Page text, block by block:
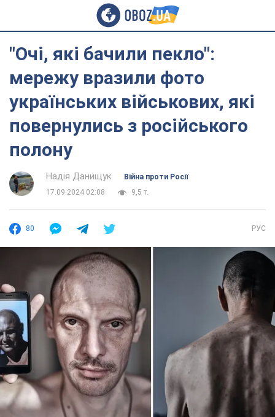
"Очі, які бачили пекло":
мережу вразили фото
українських військових, які
повернулись з російського
полону
Надія Данищук
Війна проти Росії
17.09.2024 02:08
9,5 т.
80 РУС